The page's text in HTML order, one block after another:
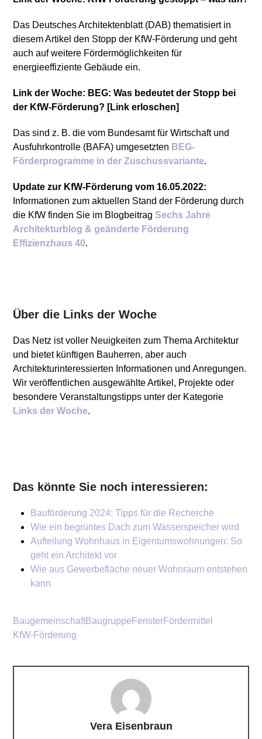
Das Deutsches Architektenblatt (DAB) thematisiert in
diesem Artikel den Stopp der KfW-Förderung und geht
auch auf weitere Fördermöglichkeiten für
energieeffiziente Gebäude ein.
Link der Woche: BEG: Was bedeutet der Stopp bei
der KfW-Förderung? [Link erloschen]
Das sind z. B. die vom Bundesamt für Wirtschaft und
Ausfuhrkontrolle (BAFA) umgesetzten BEG-
Förderprogramme in der Zuschussvariante.
Update zur KfW-Förderung vom 16.05.2022:
Informationen zum aktuellen Stand der Förderung durch
die KfW finden Sie im BlogbeitragSechs Jahre
Architekturblog & geänderte Förderung
Effizienzhaus 40.
Über die Links der Woche
Das Netz ist voller Neuigkeiten zum Thema Architektur
und bietet künftigen Bauherren, aber auch
Architekturinteressierten Informationen und Anregungen.
Wir veröffentlichen ausgewählte Artikel, Projekte oder
besondere Veranstaltungstipps unter der Kategorie
Links der Woche.
Das könnte Sie noch interessieren:
Bauförderung 2024: Tipps für die Recherche
Wie ein begrüntes Dach zum Wasserspeicher wird
Aufteilung Wohnhaus in Eigentumswohnungen: So
geht ein Architekt vor
Wie aus Gewerbefläche neuer Wohnraum entstehen
kann
BaugemeinschaftBaugruppe FensterFördermittel
KfW-Förderung
Vera Eisenbraun